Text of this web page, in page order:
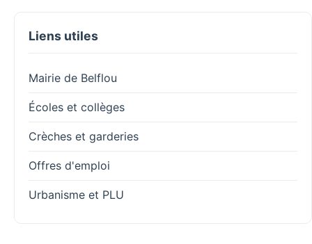
Liens utiles
Mairie de Belflou
Écoles et collèges
Crèches et garderies
Offres d'emploi
Urbanisme et PLU